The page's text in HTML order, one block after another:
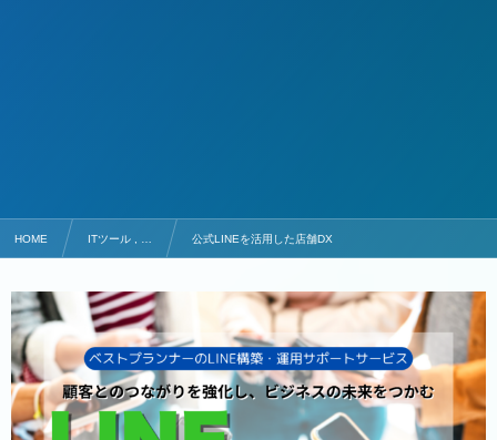
HOME ITツール , … 公式LINEを活用した店舗DX